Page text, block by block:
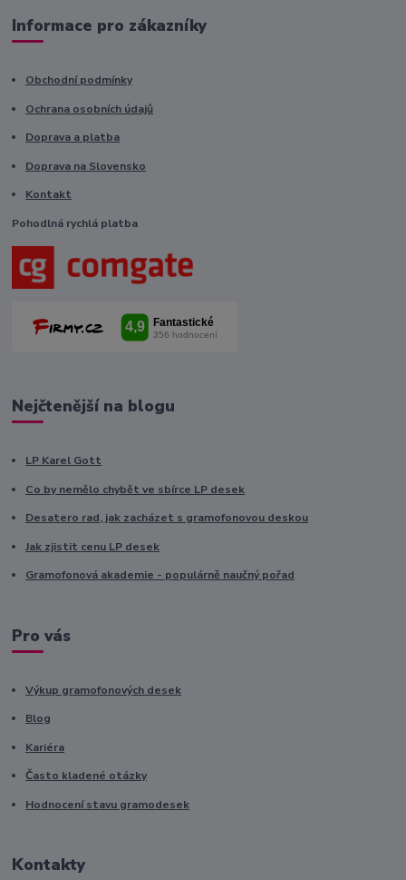
Informace pro zákazníky
Obchodní podmínky
Ochrana osobních údajů
Doprava a platba
Doprava na Slovensko
Kontakt
Pohodlná rychlá platba
Nejčtenější na blogu
LP Karel Gott
Co by nemělo chybět ve sbírce LP desek
Desatero rad, jak zacházet s gramofonovou deskou
Jak zjistit cenu LP desek
Gramofonová akademie - populárně naučný pořad
Pro vás
Výkup gramofonových desek
Blog
Kariéra
Často kladené otázky
Hodnocení stavu gramodesek
Kontakty